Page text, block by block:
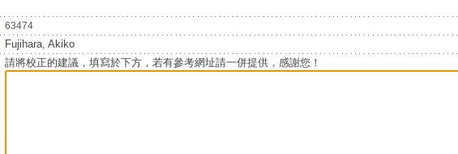
63474
Fujihara, Akiko
請將校正的建議，填寫於下方，若有參考網址請一併提供，感謝您！